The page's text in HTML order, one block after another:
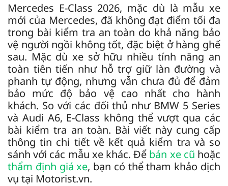
Mercedes E-Class 2026, mặc dù là mẫu xe
mới của Mercedes, đã không đạt điểm tối đa
trong bài kiểm tra an toàn do khả năng bảo
vệ người ngồi không tốt, đặc biệt ở hàng ghế
sau. Mặc dù xe sở hữu nhiều tính năng an
toàn tiên tiến như hỗ trợ giữ làn đường và
phanh tự động, nhưng vẫn chưa đủ để đảm
bảo mức độ bảo vệ cao nhất cho hành
khách. So với các đối thủ như BMW 5 Series
và Audi A6, E-Class không thể vượt qua các
bài kiểm tra an toàn. Bài viết này cung cấp
thông tin chi tiết về kết quả kiểm tra và so
sánh với các mẫu xe khác. Để bán xe cũ hoặc
thẩm định giá xe, bạn có thể tham khảo dịch
vụ tại Motorist.vn.